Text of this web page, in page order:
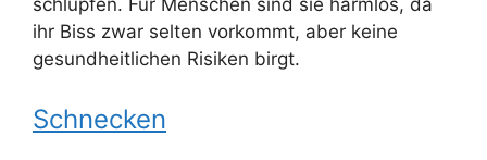
ihr Biss zwar selten vorkommt, aber keine
gesundheitlichen Risiken birgt.
Schnecken